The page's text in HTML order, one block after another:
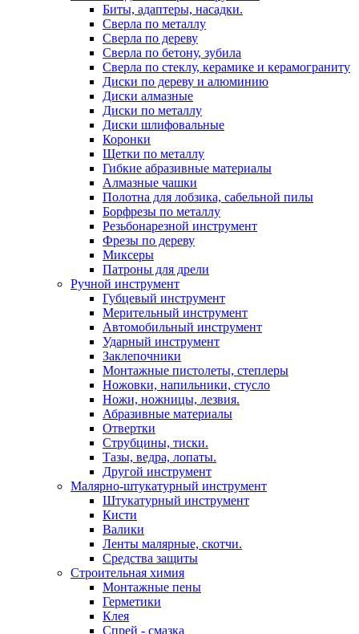
Биты, адаптеры, насадки.
Сверла по металлу
Сверла по дереву
Сверла по бетону, зубила
Сверла по стеклу, керамике и керамограниту
Диски по дереву и алюминию
Диски алмазные
Диски по металлу
Диски шлифовальные
Коронки
Щетки по металлу
Гибкие абразивные материалы
Алмазные чашки
Полотна для лобзика, сабельной пилы
Борфрезы по металлу
Резьбонарезной инструмент
Фрезы по дереву
Миксеры
Патроны для дрели
Ручной инструмент
Губцевый инструмент
Мерительный инструмент
Автомобильный инструмент
Ударный инструмент
Заклепочники
Монтажные пистолеты, степлеры
Ножовки, напильники, стусло
Ножи, ножницы, лезвия.
Абразивные материалы
Отвертки
Cтрубцины, тиски.
Тазы, ведра, лопаты.
Другой инструмент
Малярно-штукатурный инструмент
Штукатурный инструмент
Кисти
Валики
Ленты малярные, скотчи.
Средства защиты
Строительная химия
Монтажные пены
Герметики
Клея
Спрей - смазка